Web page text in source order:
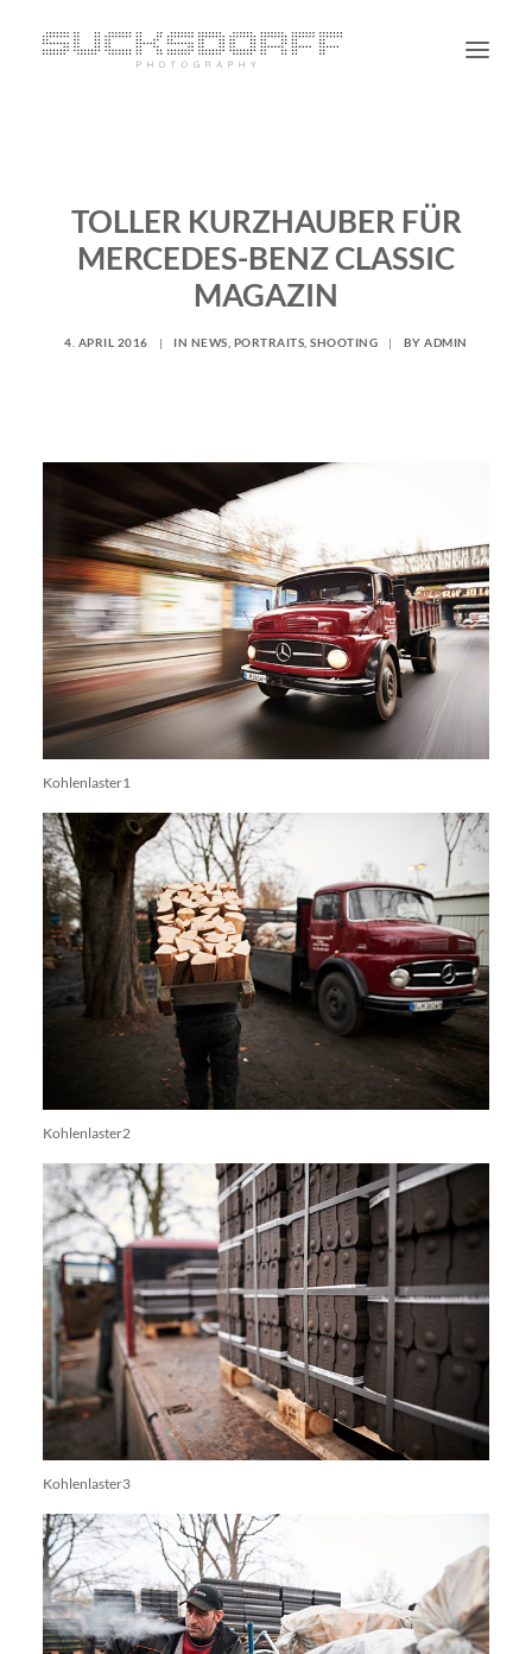
PERSONAL
BLOG
TOLLER KURZHAUBER FÜR
MERCEDES-BENZ CLASSIC
MAGAZIN
4. APRIL 2016 | IN NEWS PORTRAITS ,SHOOTING | BYADMIN
Kohlenlaster1
Kohlenlaster2
Kohlenlaster3